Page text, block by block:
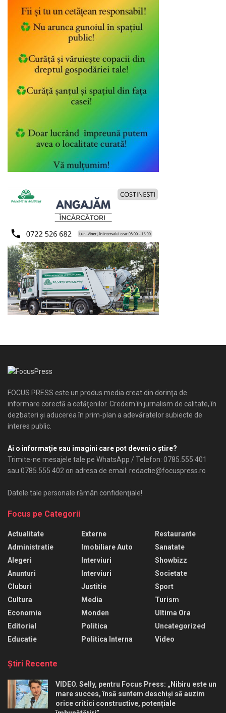
FOCUS PRESS este un produs media creat din dorinţa de
informare corectă a cetăţenilor. Credem în jurnalism de calitate, în
dezbateri şi aducerea în prim-plan a adevăratelor subiecte de
interes public.
Ai o informaţie sau imagini care pot deveni o ştire?
Trimite-ne mesajele tale pe WhatsApp / Telefon: 0785.555.401
sau 0785.555.402 ori adresa de email: redactie@focuspress.ro
Datele tale personale rămân confidenţiale!
Focus pe Categorii
Actualitate
Administratie
Alegeri
Anunturi
Cluburi
Cultura
Economie
Editorial
Educatie
Externe
Imobiliare Auto
Interviuri
Interviuri
Justitie
Media
Monden
Politica
Politica Interna
Restaurante
Sanatate
Showbizz
Societate
Sport
Turism
Ultima Ora
Uncategorized
Video
Ştiri Recente
VIDEO. Selly, pentru Focus Press: „Nibiru este un
mare succes, însă suntem deschiși să auzim
orice critici constructive, potențiale